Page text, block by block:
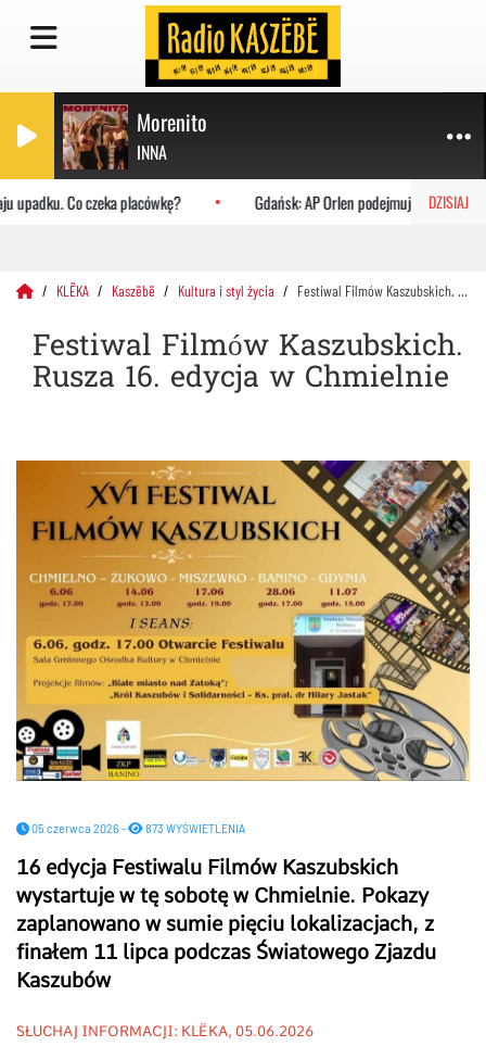
Morenito
INNA
DZISIAJ
Co czeka placówkę? Gdańsk: AP Orlen podejmuje
KLËKA Kaszëbë Kultura i styl życia Festiwal Filmów Kaszubskich. Rusza 16. edycja w Chmielnie
Festiwal Filmów Kaszubskich.
Rusza 16. edycja w Chmielnie
05 czerwca 2026 - 873 WYŚWIETLENIA
16 edycja Festiwalu Filmów Kaszubskich
wystartuje w tę sobotę w Chmielnie. Pokazy
zaplanowano w sumie pięciu lokalizacjach, z
finałem 11 lipca podczas Światowego Zjazdu
Kaszubów
SŁUCHAJ INFORMACJI: KLËKA, 05.06.2026